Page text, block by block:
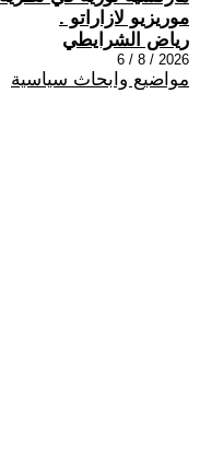
موريزيو لازاراتو .
رياض الشرايطي
2026 / 8 / 6
مواضيع وابحاث سياسية